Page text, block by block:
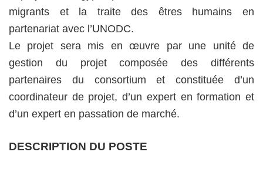
migrants et la traite des êtres humains en
partenariat avec l’UNODC.
Le projet sera mis en œuvre par une unité de
gestion du projet composée des différents
partenaires du consortium et constituée d’un
coordinateur de projet, d’un expert en formation et
d’un expert en passation de marché.
DESCRIPTION DU POSTE